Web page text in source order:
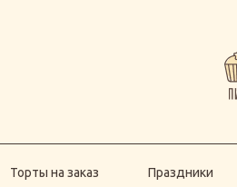
Торты на заказ Праздники